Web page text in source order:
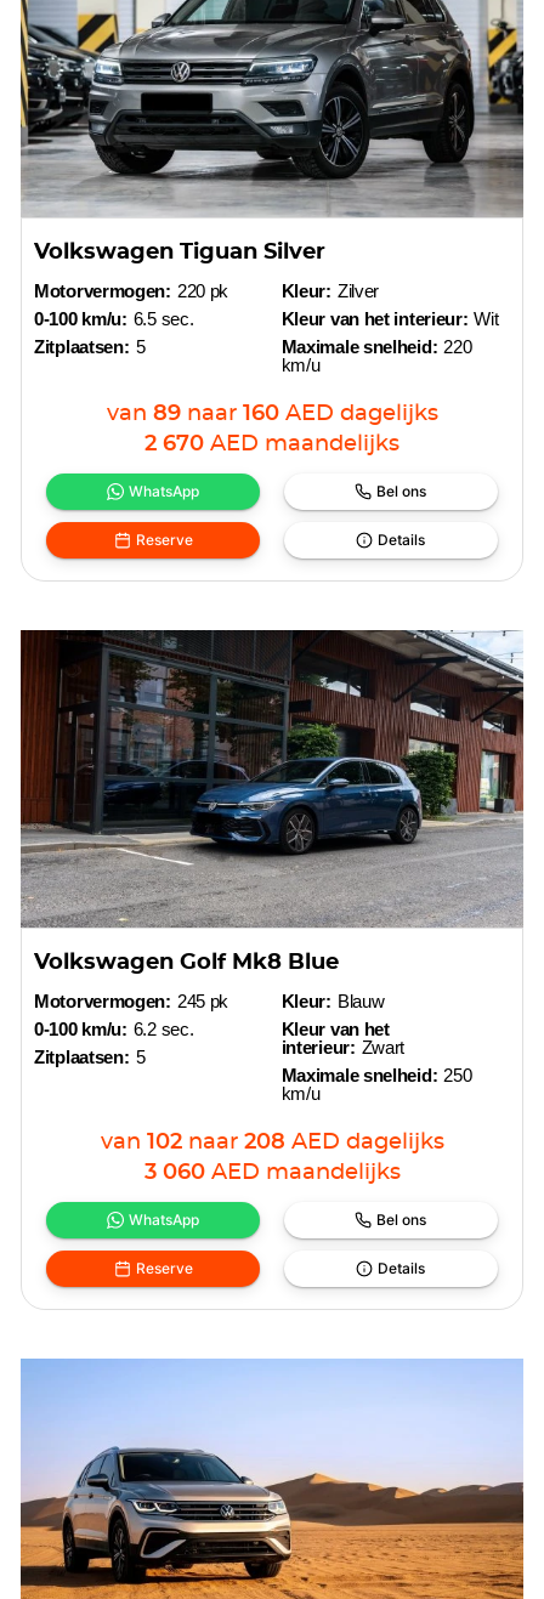
Volkswagen Tiguan Silver
Motorvermogen: 220 pk
0-100 km/u: 6.5 sec.
Zitplaatsen: 5
Kleur: Zilver
Kleur van het interieur: Wit
Maximale snelheid: 220
km/u
van 89 naar 160 AED dagelijks
2 670 AED maandelijks
WhatsApp Bel ons
Reserve Details
Volkswagen Golf Mk8 Blue
Motorvermogen: 245 pk
0-100 km/u: 6.2 sec.
Zitplaatsen: 5
Kleur: Blauw
Kleur van het
interieur: Zwart
Maximale snelheid: 250
km/u
van 102 naar 208 AED dagelijks
3 060 AED maandelijks
WhatsApp Bel ons
Reserve Details